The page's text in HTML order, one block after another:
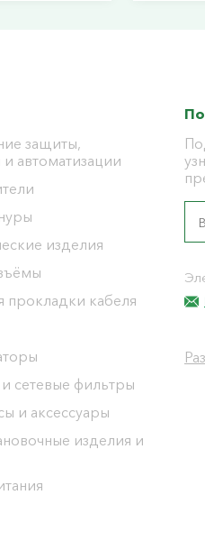
защиты,
автоматизации
изделия
прокладки кабеля
сетевые фильтры
и аксессуары
изделия и